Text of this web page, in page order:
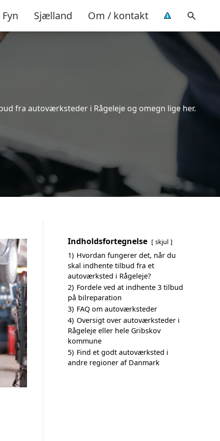
Fyn Sjælland Om / kontakt
fra autoværksteder i Rågeleje og omegn lige her.
Indholdsfortegnelse skjul
1) Hvordan fungerer det, når du
skal indhente tilbud fra et
autoværksted i Rågeleje?
2) Fordele ved at indhente 3 tilbud
på bilreparation
3) FAQ om autoværksteder
4) Oversigt over autoværksteder i
Rågeleje eller hele Gribskov
kommune
5) Find et godt autoværksted i
andre regioner af Danmark